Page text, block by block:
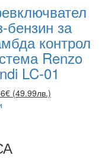
бензин за
контрол
Renzo
LC-01
(49.99лв.)